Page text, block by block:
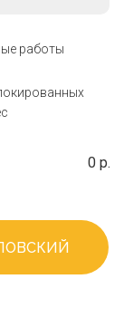
работы
0 р.